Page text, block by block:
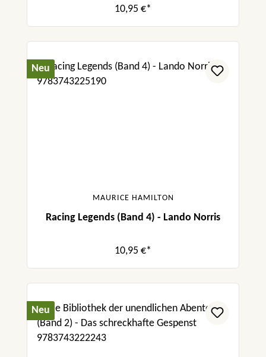
10,95 €*
Neu
MAURICE HAMILTON
Racing Legends (Band 4) - Lando Norris
10,95 €*
Neu